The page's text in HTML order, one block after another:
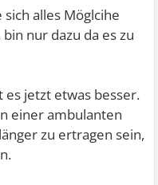
alles Möglcihe
nur dazu da es zu
es jetzt etwas besser.
einer ambulanten
zu ertragen sein,